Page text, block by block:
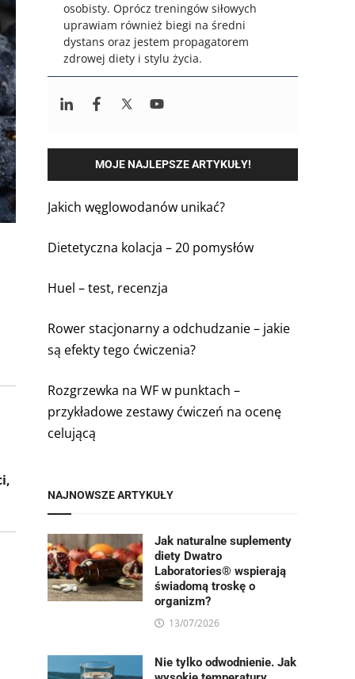
osobisty. Oprócz treningów siłowych
uprawiam również biegi na średni
dystans oraz jestem propagatorem
zdrowej diety i stylu życia.
MOJE NAJLEPSZE ARTYKUŁY!
Jakich węglowodanów unikać?
Dietetyczna kolacja – 20 pomysłów
Huel – test, recenzja
Rower stacjonarny a odchudzanie – jakie
są efekty tego ćwiczenia?
Rozgrzewka na WF w punktach –
przykładowe zestawy ćwiczeń na ocenę
celującą
NAJNOWSZE ARTYKUŁY
Jak naturalne suplementy
diety Dwatro
Laboratories® wspierają
świadomą troskę o
organizm?
13/07/2026
Nie tylko odwodnienie. Jak